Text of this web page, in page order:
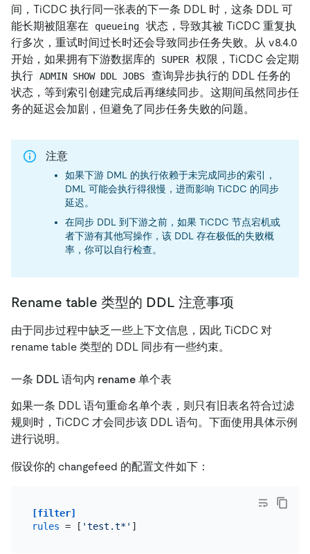
间，TiCDC 执行同一张表的下一条 DDL 时，这条 DDL 可
能长期被阻塞在
queueing
状态，导致其被 TiCDC 重复执
行多次，重试时间过长时还会导致同步任务失败。从 v8.4.0
开始，如果拥有下游数据库的
SUPER
权限，TiCDC 会定期
执行 ADMIN SHOW DDL JOBS
查询异步执行的 DDL 任务的
状态，等到索引创建完成后再继续同步。这期间虽然同步任
务的延迟会加剧，但避免了同步任务失败的问题。
注意
如果下游 DML 的执行依赖于未完成同步的索引，
DML 可能会执行得很慢，进而影响 TiCDC 的同步
延迟。
在同步 DDL 到下游之前，如果 TiCDC 节点宕机或
者下游有其他写操作，该 DDL 存在极低的失败概
率，你可以自行检查。
Rename table 类型的 DDL 注意事项
由于同步过程中缺乏一些上下文信息，因此 TiCDC 对
rename table 类型的 DDL 同步有一些约束。
一条 DDL 语句内 rename 单个表
如果一条 DDL 语句重命名单个表，则只有旧表名符合过滤
规则时，TiCDC 才会同步该 DDL 语句。下面使用具体示例
进行说明。
假设你的 changefeed 的配置文件如下：
[filter]
rules = [ 'test.t*'